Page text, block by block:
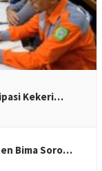
Kekeri…
Bima Soro…